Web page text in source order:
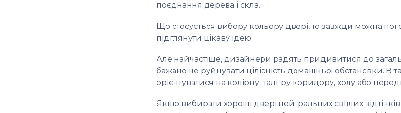
поєднання дерева і скла.
Що стосується вибору кольору двері, то завжди можна
підглянути цікаву ідею.
Але найчастіше, дизайнери радять придивитися до
бажано не руйнувати цілісність домашньої обстановки. В
орієнтуватися на колірну палітру коридору, холу або
Якщо вибирати хороші двері нейтральних світлих